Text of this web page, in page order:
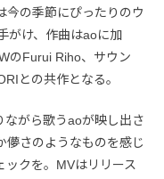
今の季節にぴったりのウ
がけ、作曲はaoに加
のFurui Riho、サウン
との共作となる。
ながら歌うaoが映し出さ
儚さのようなものを感じ
ックを。MVはリリース